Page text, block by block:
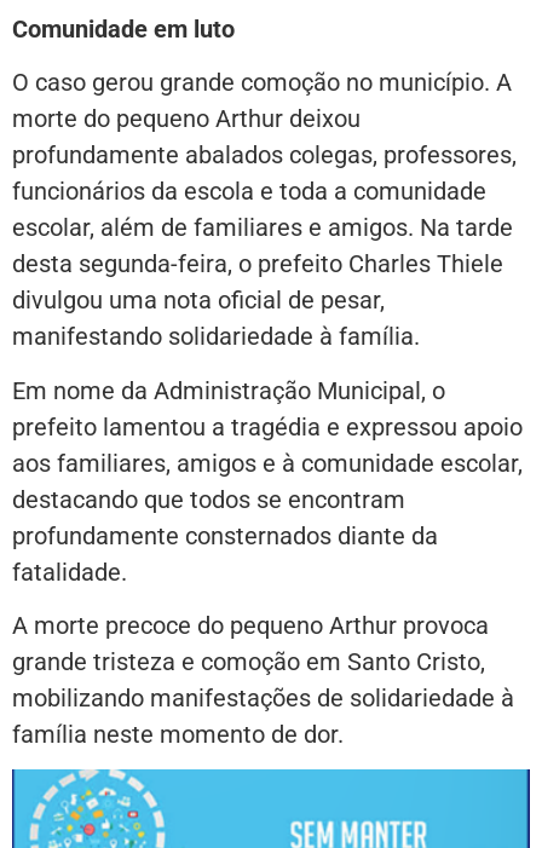
Comunidade em luto
O caso gerou grande comoção no município. A
morte do pequeno Arthur deixou
profundamente abalados colegas, professores,
funcionários da escola e toda a comunidade
escolar, além de familiares e amigos. Na tarde
desta segunda-feira, o prefeito Charles Thiele
divulgou uma nota oficial de pesar,
manifestando solidariedade à família.
Em nome da Administração Municipal, o
prefeito lamentou a tragédia e expressou apoio
aos familiares, amigos e à comunidade escolar,
destacando que todos se encontram
profundamente consternados diante da
fatalidade.
A morte precoce do pequeno Arthur provoca
grande tristeza e comoção em Santo Cristo,
mobilizando manifestações de solidariedade à
família neste momento de dor.